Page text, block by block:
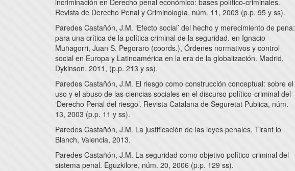
incriminación en Derecho penal económico: bases político-criminales.
Revista de Derecho Penal y Criminología, núm. 11, 2003 (p.p. 95 y ss).
Paredes Castañón, J.M. ‘Efecto social’ del hecho y merecimiento de pena:
para una crítica de la política criminal de la seguridad. en Ignacio
Muñagorri, Juan S. Pegoraro (coords.), Órdenes normativos y control
social en Europa y Latinoamérica en la era de la globalización. Madrid,
Dykinson, 2011, (p.p. 213 y ss).
Paredes Castañón, J.M. El riesgo como construcción conceptual: sobre el
uso y el abuso de las ciencias sociales en el discurso político-criminal del
‘Derecho Penal del riesgo’. Revista Catalana de Seguretat Publica, núm.
13, 2003 (p.p. 11 y ss).
Paredes Castañón, J.M. La justificación de las leyes penales, Tirant lo
Blanch, Valencia, 2013.
Paredes Castañón, J.M. La seguridad como objetivo político-criminal del
sistema penal. Eguzkilore, núm. 20, 2006 (p.p. 129 ss).